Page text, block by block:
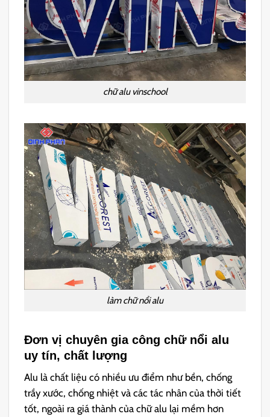
chữ alu vinschool
làm chữ nổi alu
Đơn vị chuyên gia công chữ nổi alu
uy tín, chất lượng
Alu là chất liệu có nhiều ưu điểm như bền, chống
trầy xước, chống nhiệt và các tác nhân của thời tiết
tốt, ngoài ra giá thành của chữ alu lại mềm hơn